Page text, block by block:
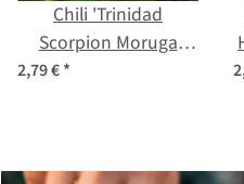
Chili 'Trinidad
Scorpion Moruga
Yellow' (Capsicum
2,79 €*